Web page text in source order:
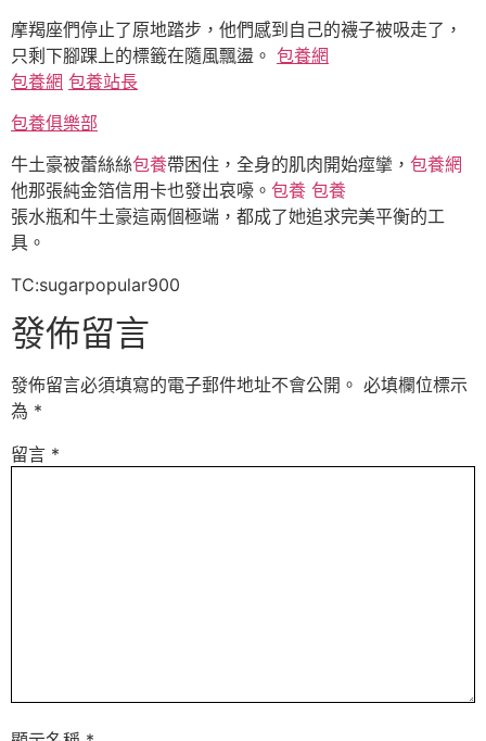
摩羯座們停止了原地踏步，他們感到自己的襪子被吸走了，
只剩下腳踝上的標籤在隨風飄盪。 包養網
包養網 包養站長
包養俱樂部
牛土豪被蕾絲絲包養帶困住，全身的肌肉開始痙攣， 包養網
他那張純金箔信用卡也發出哀嚎。 包養 包養
張水瓶和牛土豪這兩個極端，都成了她追求完美平衡的工
具。
TC:sugarpopular900
發佈留言
發佈留言必須填寫的電子郵件地址不會公開。 必填欄位標示
為 *
留言 *